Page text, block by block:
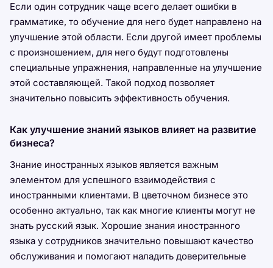
Если один сотрудник чаще всего делает ошибки в
грамматике, то обучение для него будет направлено на
улучшение этой области. Если другой имеет проблемы
с произношением, для него будут подготовлены
специальные упражнения, направленные на улучшение
этой составляющей. Такой подход позволяет
значительно повысить эффективность обучения.
Как улучшение знаний языков влияет на развитие
бизнеса?
Знание иностранных языков является важным
элементом для успешного взаимодействия с
иностранными клиентами. В цветочном бизнесе это
особенно актуально, так как многие клиенты могут не
знать русский язык. Хорошие знания иностранного
языка у сотрудников значительно повышают качество
обслуживания и помогают наладить доверительные